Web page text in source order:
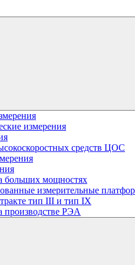
измерения
средств ЦОС
больших мощностях
измерительные
тип III и тип IX
производстве РЭА